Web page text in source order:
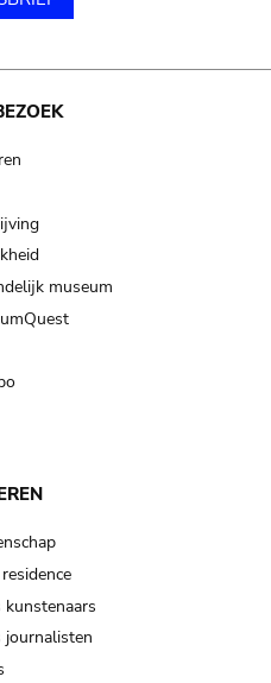
museum
kunstenaars
journalisten